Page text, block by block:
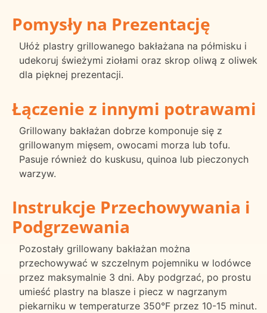
Pomysły na Prezentację
Ułóż plastry grillowanego bakłażana na półmisku i
udekoruj świeżymi ziołami oraz skrop oliwą z oliwek
dla pięknej prezentacji.
Łączenie z innymi potrawami
Grillowany bakłażan dobrze komponuje się z
grillowanym mięsem, owocami morza lub tofu.
Pasuje również do kuskusu, quinoa lub pieczonych
warzyw.
Instrukcje Przechowywania i
Podgrzewania
Pozostały grillowany bakłażan można
przechowywać w szczelnym pojemniku w lodówce
przez maksymalnie 3 dni. Aby podgrzać, po prostu
umieść plastry na blasze i piecz w nagrzanym
piekarniku w temperaturze 350°F przez 10-15 minut.